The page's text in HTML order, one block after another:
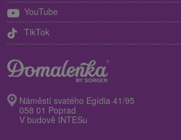
YouTube
TikTok
Náměstí svatého Egídia 41/95
058 01 Poprad
V budově INTESu